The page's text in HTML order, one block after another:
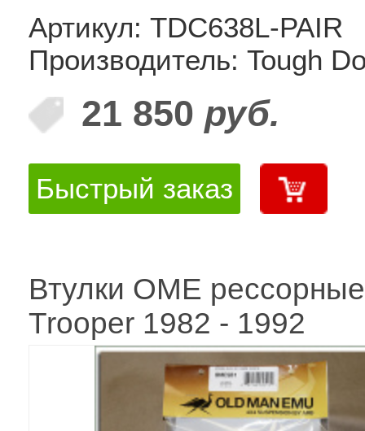
Артикул: TDC638L-PAIR
Производитель: Tough
21 850 руб.
Быстрый заказ
Втулки OME
Trooper 1982 - 1992